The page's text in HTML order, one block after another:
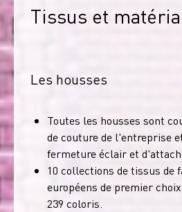
Tissus et
Les housses
Toutes les housses sont
de couture de l'entreprise
fermeture éclair et
10 collections de tissus de
européens de premier
239 coloris.